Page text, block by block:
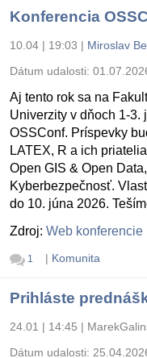
Konferencia
10.04 | 19:03 | Miroslav
Dátum udalosti:
Aj tento rok sa na
Univerzity v dňoch 1-
OSSConf. Príspevky
LATEX, R a ich
Open GIS & Open
Kyberbezpečnosť.
do 10. júna 2026.
Zdroj: Web konferencie
1 | Komunita
Prihláste
24.01 | 14:45 |
Dátum udalosti: